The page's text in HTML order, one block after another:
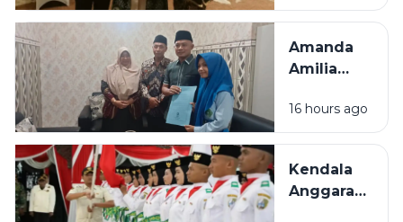
Besar pada
Raka Raki
Jatim 2026
Amanda
Amilia
Medali
Emas KSPI,
Nama
Sampang
16 hours ago
Kendala
Anggaran,